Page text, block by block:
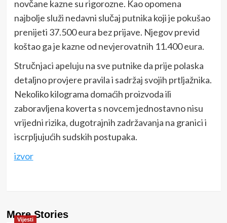
novčane kazne su rigorozne. Kao opomena
najbolje služi nedavni slučaj putnika koji je pokušao
prenijeti 37.500 eura bez prijave. Njegov previd
koštao ga je kazne od nevjerovatnih 11.400 eura.
Stručnjaci apeluju na sve putnike da prije polaska
detaljno provjere pravila i sadržaj svojih prtljažnika.
Nekoliko kilograma domaćih proizvoda ili
zaboravljena koverta s novcem jednostavno nisu
vrijedni rizika, dugotrajnih zadržavanja na granici i
iscrpljujućih sudskih postupaka.
izvor
More Stories
Vijesti